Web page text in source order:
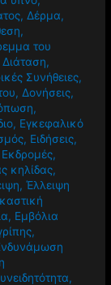
, Δέρμα,
,
του
Διάταση,
Συνήθειες,
, Δονήσεις,
,
, Εγκεφαλικό
, Ειδήσεις,
Εκδρομές,
κηλίδας,
,Έλλειψη
, Εμβόλια
,
,